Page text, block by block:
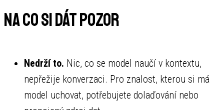
Na co si dát pozor
Nedrží to. Nic, co se model naučí v kontextu,
nepřežije konverzaci. Pro znalost, kterou si má
model uchovat, potřebujete dolaďování nebo